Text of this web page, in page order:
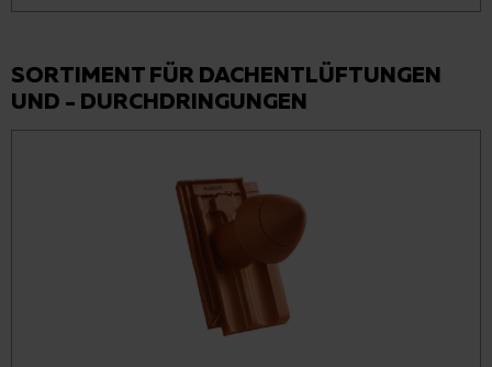
SORTIMENT FÜR DACHENTLÜFTUNGEN
UND - DURCHDRINGUNGEN